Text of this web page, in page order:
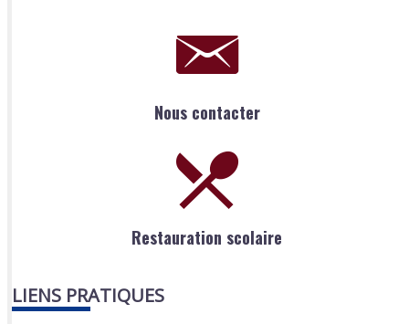
Nous contacter
Restauration scolaire
LIENS PRATIQUES